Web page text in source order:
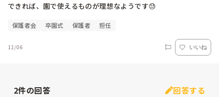
できれば、園で使えるものが理想なようです😓
保護者会 卒園式 保護者 担任
12/06 いいね
2件の回答 回答する